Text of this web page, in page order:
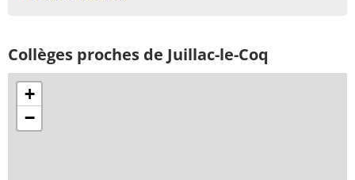
Collèges proches de Juillac-le-Coq
+
−